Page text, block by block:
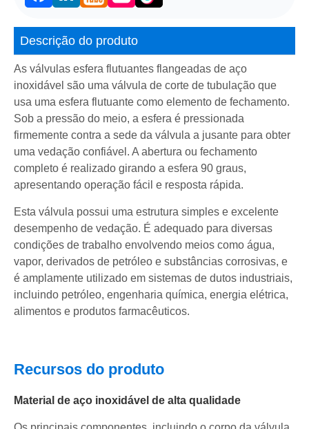
Descrição do produto
As válvulas esfera flutuantes flangeadas de aço
inoxidável são uma válvula de corte de tubulação que
usa uma esfera flutuante como elemento de fechamento.
Sob a pressão do meio, a esfera é pressionada
firmemente contra a sede da válvula a jusante para obter
uma vedação confiável. A abertura ou fechamento
completo é realizado girando a esfera 90 graus,
apresentando operação fácil e resposta rápida.
Esta válvula possui uma estrutura simples e excelente
desempenho de vedação. É adequado para diversas
condições de trabalho envolvendo meios como água,
vapor, derivados de petróleo e substâncias corrosivas, e
é amplamente utilizado em sistemas de dutos industriais,
incluindo petróleo, engenharia química, energia elétrica,
alimentos e produtos farmacêuticos.
Recursos do produto
Material de aço inoxidável de alta qualidade